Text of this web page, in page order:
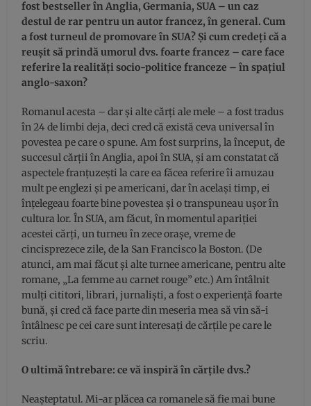
fost bestseller în Anglia, Germania, SUA – un caz
destul de rar pentru un autor francez, în general. Cum
a fost turneul de promovare în SUA? Şi cum credeţi că a
reuşit să prindă umorul dvs. foarte francez – care face
referire la realităţi socio-politice franceze – în spaţiul
anglo-saxon?
Romanul acesta – dar şi alte cărţi ale mele – a fost tradus
în 24 de limbi deja, deci cred că există ceva universal în
povestea pe care o spune. Am fost surprins, la început, de
succesul cărţii în Anglia, apoi în SUA, şi am constatat că
aspectele franţuzeşti la care ea făcea referire îi amuzau
mult pe englezi şi pe americani, dar în acelaşi timp, ei
înţelegeau foarte bine povestea şi o transpuneau uşor în
cultura lor. În SUA, am făcut, în momentul apariţiei
acestei cărţi, un turneu în zece oraşe, vreme de
cincisprezece zile, de la San Francisco la Boston. (De
atunci, am mai făcut şi alte turnee americane, pentru alte
romane, „La femme au carnet rouge” etc.) Am întâlnit
mulţi cititori, librari, jurnalişti, a fost o experienţă foarte
bună, şi cred că face parte din meseria mea să vin să-i
întâlnesc pe cei care sunt interesaţi de cărţile pe care le
scriu.
O ultimă întrebare: ce vă inspiră în cărţile dvs.?
Neaşteptatul. Mi-ar plăcea ca romanele să fie mai bune